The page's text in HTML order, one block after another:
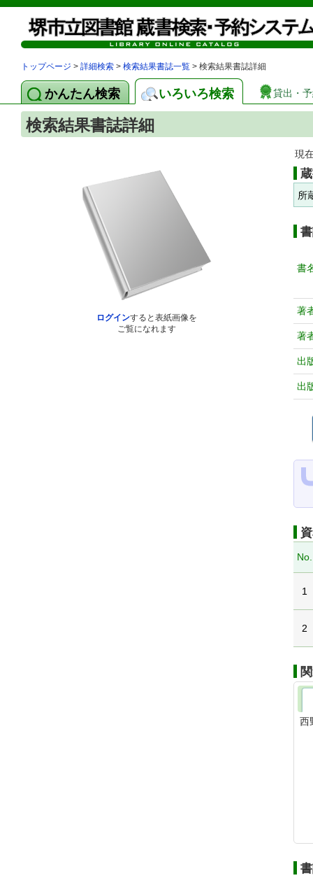
トップページ > 詳細検索 > 検索結果書誌一覧 > 検索結果書誌詳細
かんたん検索 いろいろ検索 貸出・
検索結果書誌詳細
ログインすると表紙画像を
ご覧になれます
現
所
書
著
著
出
出
No.
1
2
西